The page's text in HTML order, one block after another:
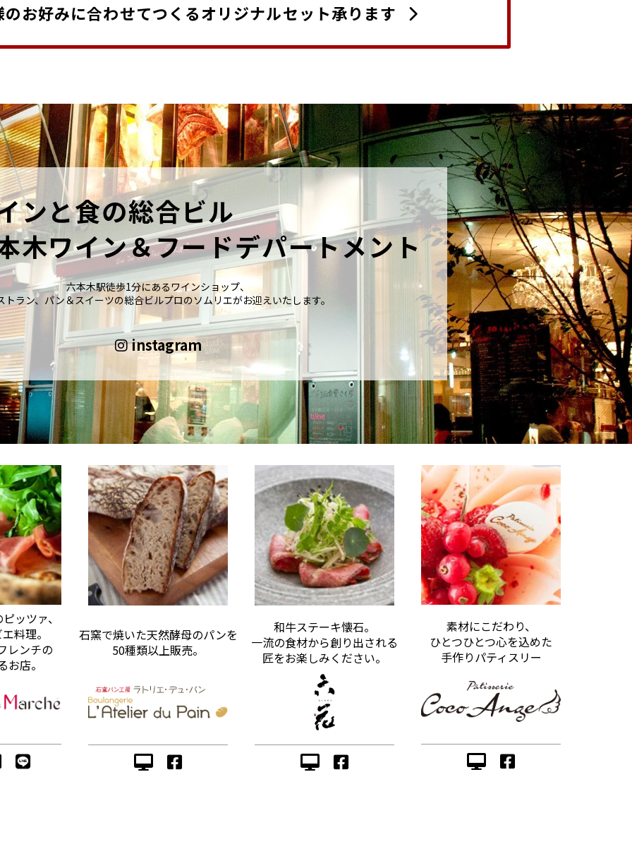
のお好みに合わせてつくるオリジナルセット承ります
ンと食の総合ビル
木ワイン＆フードデパートメント
六本木駅徒歩1分にあるワインショップ、
トラン、パン＆スイーツの総合ビルプロのソムリエがお迎えいたします。
instagram
ッツァ、
料理。
レンチの
お店。
石窯で焼いた天然酵母のパンを
50種類以上販売。
和牛ステーキ懐石。
一流の食材から創り出される
匠をお楽しみください。
素材にこだわり、
ひとつひとつ心を込めた
手作りパティスリー